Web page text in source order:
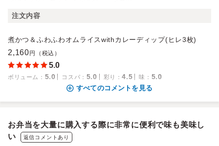
注文内容
煮かつ＆ふわふわオムライスwithカレーディップ(ヒレ3枚)
2,160 円（税込）
5.0
ボリューム ： 5.0 コスパ ： 5.0 彩り ：4.5 味 ： 5.0
すべてのコメントを見る
お弁当を大量に購入する際に非常に便利で味も美味し
い
返信コメントあり